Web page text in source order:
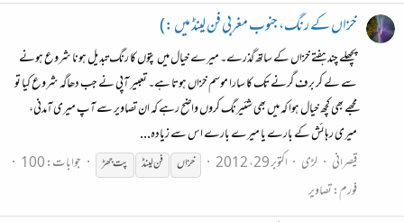
خزاں کے رنگ، جنوب مغربی فن لینڈ میں :)
پچھلے چند ہفتے خزاں کے ساتھ گذرے۔ میرے خیال میں پتوں کا رنگ تبدیل ہونا شروع ہونے
سے لے کر برف گرنے تک کا سارا موسم خزاں ہوتا ہے۔ تعبیر آپی نے جب دھاگہ شروع کیا تو
مجھے بھی کچھ خیال ہوا کہ میں بھی شئیرنگ کروں واضح رہے کہ ان تصاویر سے آپ میری آمدنی،
میری رہائش کے بارے یا میرے بارے اس سے زیادہ...
قیصرانی لڑی اکتوبر 29، 2012 خزاں فنلینڈ پت جھڑ
جوابات: 100
فورم:تصاویر